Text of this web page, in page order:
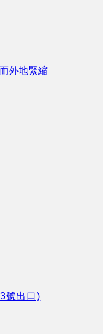
外地緊縮
號出口)